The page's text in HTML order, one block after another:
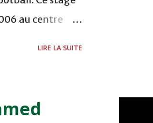
au centre
11- Mehdi
LIRE LA SUITE